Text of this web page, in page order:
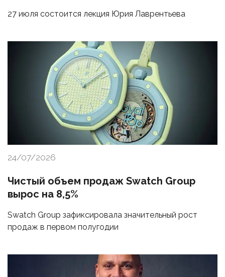
27 июля состоится лекция Юрия Лаврентьева
24/07/2026
Чистый объем продаж Swatch Group
вырос на 8,5%
Swatch Group зафиксировала значительный рост
продаж в первом полугодии